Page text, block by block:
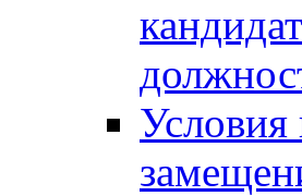
Условия